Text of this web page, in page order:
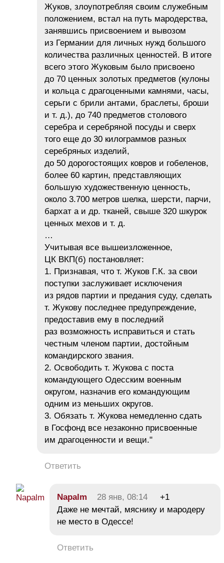
Жуков, злоупотребляя своим служебным
положением, встал на путь мародерства,
занявшись присвоением и вывозом
из Германии для личных нужд большого
количества различных ценностей. В итоге
всего этого Жуковым было присвоено
до 70 ценных золотых предметов (кулоны
и кольца с драгоценными камнями, часы,
серьги с брили антами, браслеты, броши
и т. д.), до 740 предметов столового
серебра и серебряной посуды и сверх
того еще до 30 килограммов разных
серебряных изделий,
до 50 дорогостоящих ковров и гобеленов,
более 60 картин, представляющих
большую художественную ценность,
около 3.700 метров шелка, шерсти, парчи,
бархат а и др. тканей, свыше 320 шкурок
ценных мехов и т. д.
…
Учитывая все вышеизложенное,
ЦК ВКП(б) постановляет:
1. Признавая, что т. Жуков Г.К. за свои
поступки заслуживает исключения
из рядов партии и предания суду, сделать
т. Жукову последнее предупреждение,
предоставив ему в последний
раз возможность исправиться и стать
честным членом партии, достойным
командирского звания.
2. Освободить т. Жукова с поста
командующего Одесским военным
округом, назначив его командующим
одним из меньших округов.
3. Обязать т. Жукова немедленно сдать
в Госфонд все незаконно присвоенные
им драгоценности и вещи."
Ответить
Napalm 28 янв, 08:14
+1
Даже не мечтай, мяснику и мародеру
не место в Одессе!
Ответить